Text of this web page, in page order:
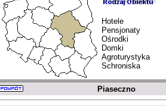
Hotele
Pensjonaty
Ośrodki
Domki
Agroturystyka
Schroniska
Piaseczno